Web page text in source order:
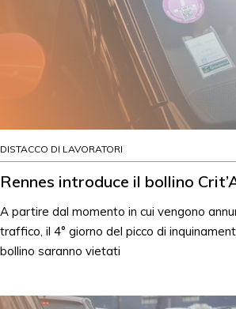
DISTACCO DI LAVORATORI
Rennes introduce il bollino
A partire dal momento in cui vengono
traffico, il 4° giorno del picco di
bollino saranno vietati